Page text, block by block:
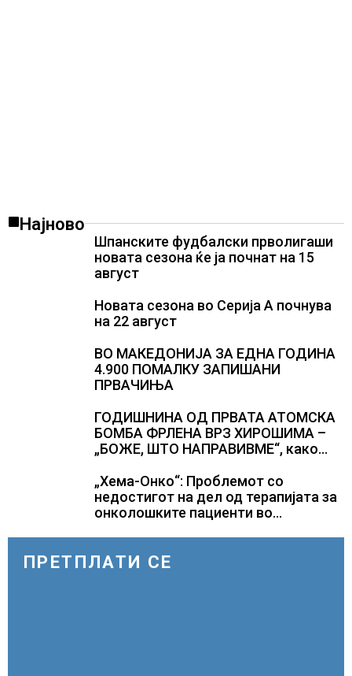
Најново
Шпанските фудбалски прволигаши
новата сезона ќе ја почнат на 15
август
Новата сезона во Серија А почнува
на 22 август
ВО МАКЕДОНИЈА ЗА ЕДНА ГОДИНА
4.900 ПОМАЛКУ ЗАПИШАНИ
ПРВАЧИЊА
ГОДИШНИНА ОД ПРВАТА АТОМСКА
БОМБА ФРЛЕНА ВРЗ ХИРОШИМА –
„БОЖЕ, ШТО НАПРАВИВМЕ“, како
Геј“ и учесниците во
бомбардирањето го доживуваа овој
настан што го промени текот на
„Хема-Онко“: Проблемот со
недостигот на дел од терапијата за
онколошките пациенти во
ПРЕТПЛАТИ СЕ